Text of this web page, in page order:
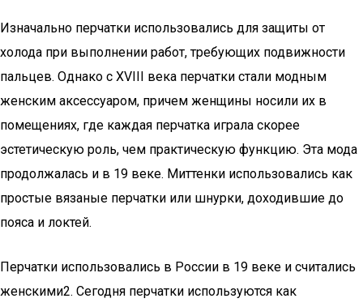
Изначально перчатки использовались для защиты от
холода при выполнении работ, требующих подвижности
пальцев. Однако с XVIII века перчатки стали модным
женским аксессуаром, причем женщины носили их в
помещениях, где каждая перчатка играла скорее
эстетическую роль, чем практическую функцию. Эта мода
продолжалась и в 19 веке. Миттенки использовались как
простые вязаные перчатки или шнурки, доходившие до
пояса и локтей.
Перчатки использовались в России в 19 веке и считались
женскими2. Сегодня перчатки используются как